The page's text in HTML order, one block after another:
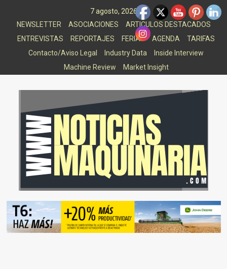
7 agosto, 2026
NEWSLETTER
ASOCIACIONES
ARTICULOS DESTACADOS
ENTREVISTAS
REPORTAJES FERIAS AGENDA
TARIFAS
Contacto/Aviso Legal
Industry Data
Inside Interview
Machine Review
Market Insight